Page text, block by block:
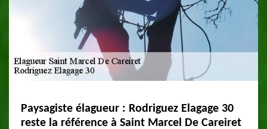
Paysagiste élagueur : Rodriguez Elagage 30
reste la référence à Saint Marcel De Careiret